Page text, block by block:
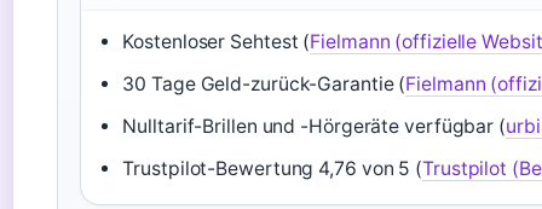
Kostenloser Sehtest (Fielmann (offizielle
30 Tage Geld-zurück-Garantie (Fielmann
Nulltarif-Brillen und -Hörgeräte verfügbar (
Trustpilot-Bewertung 4,76 von 5 (Trustpilot